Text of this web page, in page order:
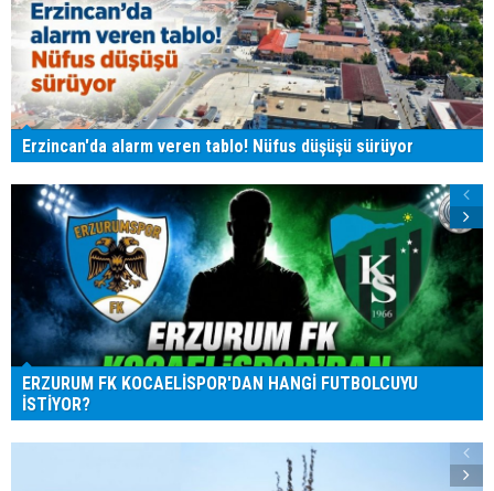
Erzincan'da alarm veren tablo! Nüfus düşüşü sürüyor
ERZURUM FK KOCAELİSPOR'DAN HANGİ FUTBOLCUYU
İSTİYOR?